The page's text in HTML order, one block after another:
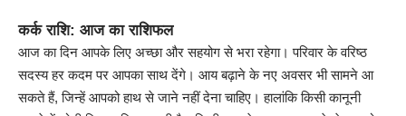
कर्क राशि: आज का राशिफल
आज का दिन आपके लिए अच्छा और सहयोग से भरा रहेगा। परिवार के वरिष्ठ
सदस्य हर कदम पर आपका साथ देंगे। आय बढ़ाने के नए अवसर भी सामने आ
सकते हैं, जिन्हें आपको हाथ से जाने नहीं देना चाहिए। हालांकि किसी कानूनी